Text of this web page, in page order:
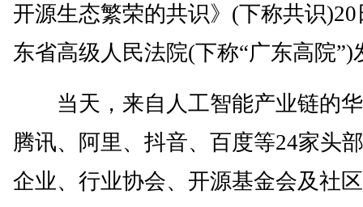
开源生态繁荣的共识》(下称共识)20
东省高级人民法院(下称“广东高院”)
当天，来自人工智能产业链的
腾讯、阿里、抖音、百度等24家头
企业、行业协会、开源基金会及社